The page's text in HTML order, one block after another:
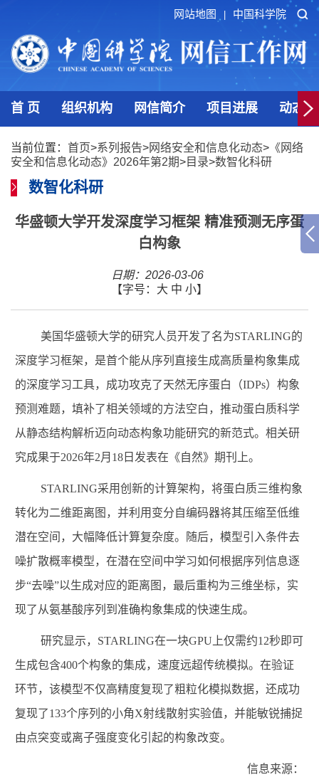
网站地图 中国科学院
首 页 组织机构 网信简介 项目进展 动态
当前位置： 首页>系列报告>网络安全和信息化动态> 《网络
安全和信息化动态》2026年第2期>目录>数智化科研
数智化科研
华盛顿大学开发深度学习框架 精准预测无序蛋
白构象
日期：2026-03-06
【字号： 大 中 小】
美国华盛顿大学的研究人员开发了名为STARLING的
深度学习框架，是首个能从序列直接生成高质量构象集成
的深度学习工具，成功攻克了天然无序蛋白（IDPs）构象
预测难题，填补了相关领域的方法空白，推动蛋白质科学
从静态结构解析迈向动态构象功能研究的新范式。相关研
究成果于2026年2月 18 日发表在《自然》期刊上。
STARLING采用创新的计算架构，将蛋白质三维构象
转化为二维距离图，并利用变分自编码器将其压缩至低维
潜在空间，大幅降低计算复杂度。随后，模型引入条件去
噪扩散概率模型，在潜在空间中学习如何根据序列信息逐
步“去噪”以生成对应的距离图，最后重构为三维坐标，实
现了从氨基酸序列到准确构象集成的快速生成。
研究显示， STARLING在一块GPU 上仅需约12秒即可
生成包含400个构象的集成，速度远超传统模拟。在验证
环节，该模型不仅高精度复现了粗粒化模拟数据，还成功
复现了133个序列的小角X射线散射实验值，并能敏锐捕捉
由点突变或离子强度变化引起的构象改变。
信息来源：